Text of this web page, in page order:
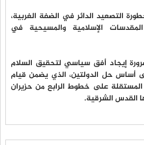
التصعيد الدائر في الضفة الغربية،
الإسلامية والمسيحية في
إيجاد أفق سياسي لتحقيق السلام
أساس حل الدولتين، الذي يضمن قيام
المستقلة على خطوط الرابع من حزيران